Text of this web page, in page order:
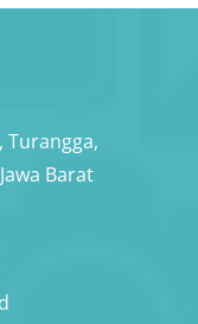
Turangga,
Barat